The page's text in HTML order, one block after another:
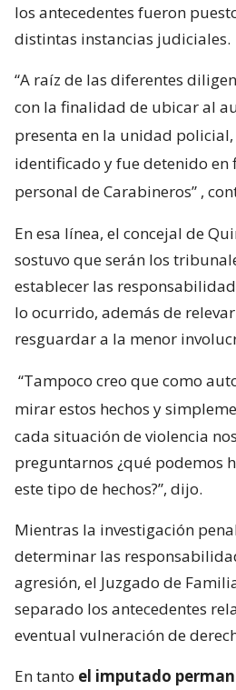
los antecedentes fueron
distintas instancias judiciales.
“A raíz de las diferentes
con la finalidad de ubicar al
presenta en la unidad
identificado y fue detenido en
personal de Carabineros” ,
En esa línea, el concejal de
sostuvo que serán los
establecer las
lo ocurrido, además de
resguardar a la menor
“Tampoco creo que como
mirar estos hechos y
cada situación de violencia
preguntarnos ¿qué podemos
este tipo de hechos?”, dijo.
Mientras la investigación
determinar las
agresión, el Juzgado de
separado los antecedentes
eventual vulneración de
En tanto el imputado